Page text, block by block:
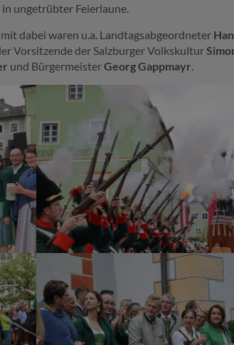
ungetrübter Feierlaune.
dabei waren u.a. Landtagsabgeordneter
Vorsitzende der Salzburger Volkskultur
und BürgermeisterGeorg Gappmayr.